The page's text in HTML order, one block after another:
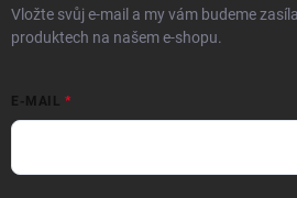
Vložte svůj e-mail a my vám budeme
produktech na našem e-shopu.
E-MAIL